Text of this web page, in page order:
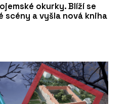
okurky. Blíží se
scény a vyšla nová kniha